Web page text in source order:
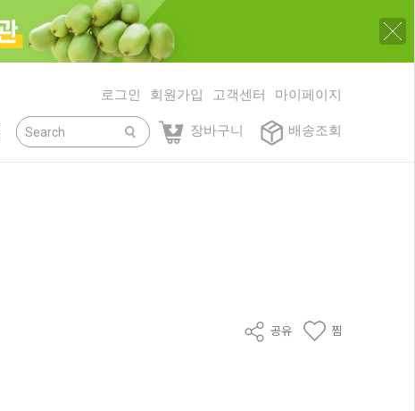
로그인 회원가입 고객센터 마이페이지
장바구니 배송조회
닫기
공유 찜